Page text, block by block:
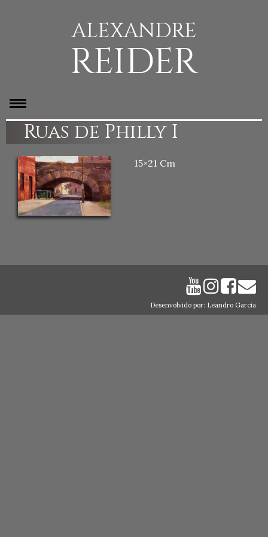
ALEXANDRE
REIDER
Ruas de Philly I
15×21 Cm
Desenvolvido por: Leandro Garcia